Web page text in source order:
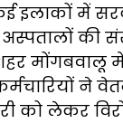
इलाकों में
की
मोंगबवालू में
ने
को लेकर